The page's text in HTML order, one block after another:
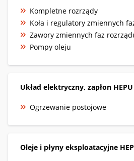
Kompletne rozrządy
Koła i regulatory zmiennych
Zawory zmiennych faz
Pompy oleju
Układ elektryczny, zapłon HEPU
Ogrzewanie postojowe
Oleje i płyny eksploatacyjne